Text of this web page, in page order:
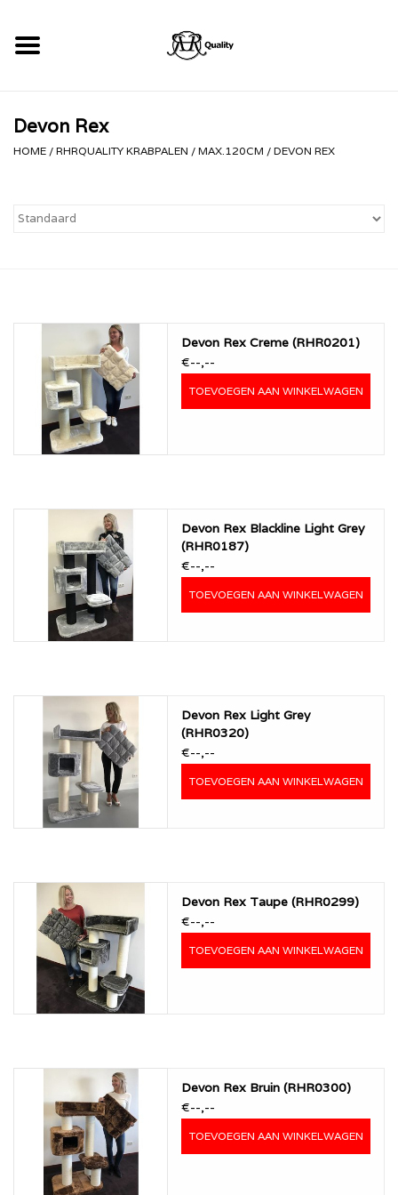
RHRQuality Krabpalen
Devon Rex
HOME / RHRQUALITY KRABPALEN / MAX.120CM / DEVON REX
Devon Rex Creme (RHR0201)
€--,--
TOEVOEGEN AAN WINKELWAGEN
Devon Rex Blackline Light Grey
(RHR0187)
€--,--
TOEVOEGEN AAN WINKELWAGEN
Devon Rex Light Grey
(RHR0320)
€--,--
TOEVOEGEN AAN WINKELWAGEN
Devon Rex Taupe (RHR0299)
€--,--
TOEVOEGEN AAN WINKELWAGEN
Devon Rex Bruin (RHR0300)
€--,--
TOEVOEGEN AAN WINKELWAGEN